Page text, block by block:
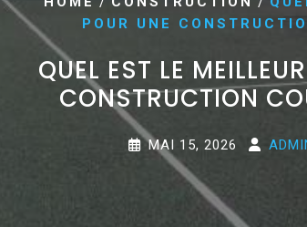
POUR UNE
QUEL EST LE
CONSTRUCTION
MAI 15, 2026